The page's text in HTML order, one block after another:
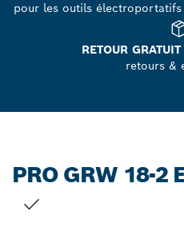
pour les outils
RETOUR
retours &
PRO GRW 18-2